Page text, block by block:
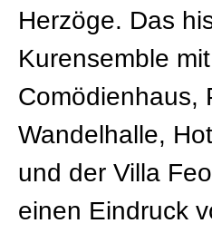
Herzöge. Das
Kurensemble mit
Comödienhaus,
Wandelhalle,
und der Villa
einen Eindruck